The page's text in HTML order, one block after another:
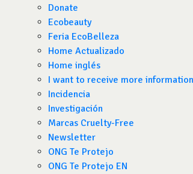
Donate
Ecobeauty
Feria EcoBelleza
Home Actualizado
Home inglés
I want to receive more information
Incidencia
Investigación
Marcas Cruelty-Free
Newsletter
ONG Te Protejo
ONG Te Protejo EN